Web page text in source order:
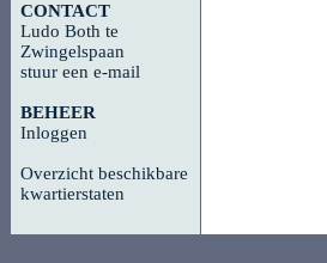
CONTACT
Ludo Both te
Zwingelspaan
stuur een e-mail
BEHEER
Inloggen
Overzicht beschikbare
kwartierstaten